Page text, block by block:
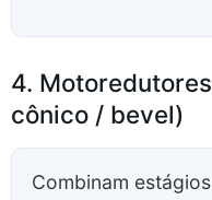
4.
cônico / bevel)
Combinam